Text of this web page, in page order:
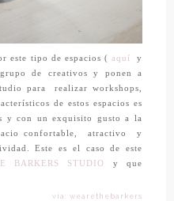
este tipo de espacios ( aquí y
de creativos y ponen a
para
realizar workshops,
de estos espacios es
y con un exquisito gusto a la
confortable,
atractivo
y
Este es el caso de este
BARKERS STUDIO
y que
vía: wearethebarkers